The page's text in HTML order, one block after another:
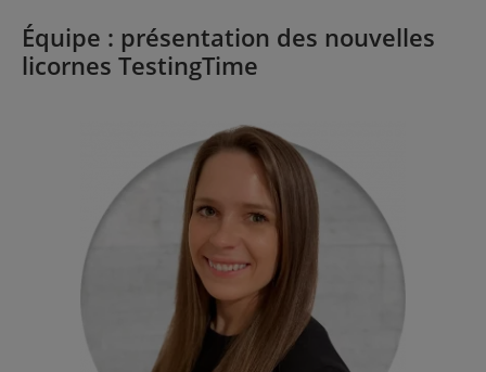
Équipe : présentation des nouvelles
licornes TestingTime